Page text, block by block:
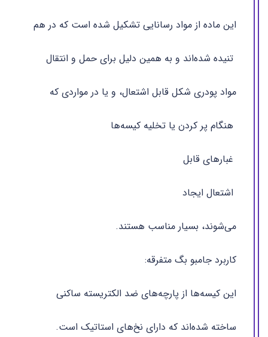
این ماده از مواد رسانایی تشکیل شده است که در هم
تنیده شده‌اند و به همین دلیل برای حمل و انتقال
مواد پودری شکل قابل اشتعال، و یا در مواردی که
هنگام پر کردن یا تخلیه کیسه‌ها
غبارهای قابل
اشتعال ایجاد
می‌شوند، بسیار مناسب هستند.
کاربرد جامبو بگ متفرقه:
این کیسه‌ها از پارچه‌های ضد الکتریسته ساکنی
ساخته شده‌‌اند که دارای نخ‌های استاتیک است.